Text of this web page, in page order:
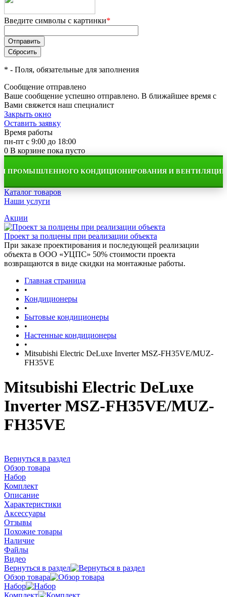
Введите символы с картинки*
* - Поля, обязательные для заполнения
Сообщение отправлено
Ваше сообщение успешно отправлено. В ближайшее время с
Вами свяжется наш специалист
Закрыть окно
Оставить заявку
Время работы
пн-пт с 9:00 до 18:00
0 В корзине пока пусто
КОНДИЦИОНИРОВАНИЯ И ВЕНТИЛЯЦИИ
Каталог товаров
Наши услуги
Акции
Проект за полцены при реализации объекта
При заказе проектирования и последующей реализации
объекта в ООО «УЦПС» 50% стоимости проекта
возвращаются в виде скидки на монтажные работы.
Главная страница
•
Кондиционеры
•
Бытовые кондиционеры
•
Настенные кондиционеры
•
Mitsubishi Electric DeLuxe Inverter MSZ-FH35VE/MUZ-
FH35VE
Mitsubishi Electric DeLuxe
Inverter MSZ-FH35VE/MUZ-
FH35VE
Вернуться в раздел
Обзор товара
Набор
Комплект
Описание
Характеристики
Аксессуары
Отзывы
Похожие товары
Наличие
Файлы
Видео
Вернуться в раздел
Обзор товара
Набор
Комплект